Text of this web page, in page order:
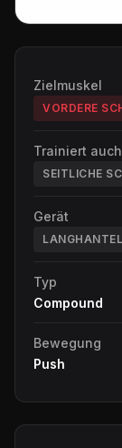
Zielmuskel
VORDERE
Trainiert auch
SEITLICHE
Gerät
LANGHANTEL
Typ
Compound
Bewegung
Push